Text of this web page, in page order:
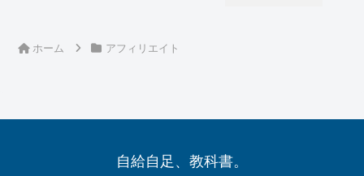
ホーム アフィリエイト
自給自足、教科書。